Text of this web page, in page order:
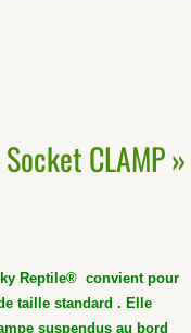
CLAMP »
Reptile® convient pour
taille standard . Elle
suspendus au bord